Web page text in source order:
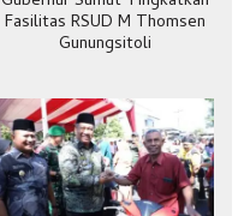
Fasilitas RSUD M Thomsen
Gunungsitoli